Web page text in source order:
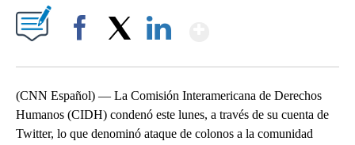
(CNN Español) — La Comisión Interamericana de Derechos
Humanos (CIDH) condenó este lunes, a través de su cuenta de
Twitter, lo que denominó ataque de colonos a la comunidad